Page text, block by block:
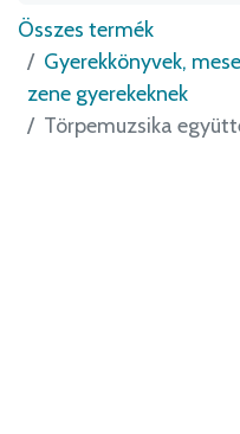
Összes termék
Gyerekkönyvek,
zene gyerekeknek
Törpemuzsika